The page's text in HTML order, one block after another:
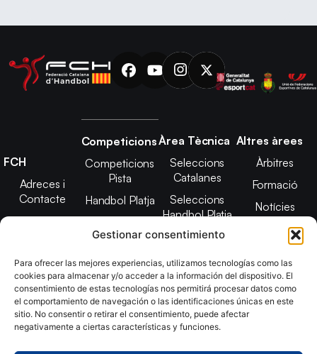
Gestionar consentimiento
Para ofrecer las mejores experiencias, utilizamos tecnologías como las
cookies para almacenar y/o acceder a la información del dispositivo. El
consentimiento de estas tecnologías nos permitirá procesar datos como
el comportamiento de navegación o las identificaciones únicas en este
sitio. No consentir o retirar el consentimiento, puede afectar
negativamente a ciertas características y funciones.
FCH
Adreces i
Contacte
Junta Directiva
2025
Estatuts
Transparència
Imatge
Competicions
Competicions
Pista
Handbol Platja
Àrea Tècnica
Seleccions
Catalanes
Seleccions
Handbol Platja
Tecnificació
CATH
Promoció
Altres àrees
Àrbitres
Formació
Notícies
Adreces de
contacte